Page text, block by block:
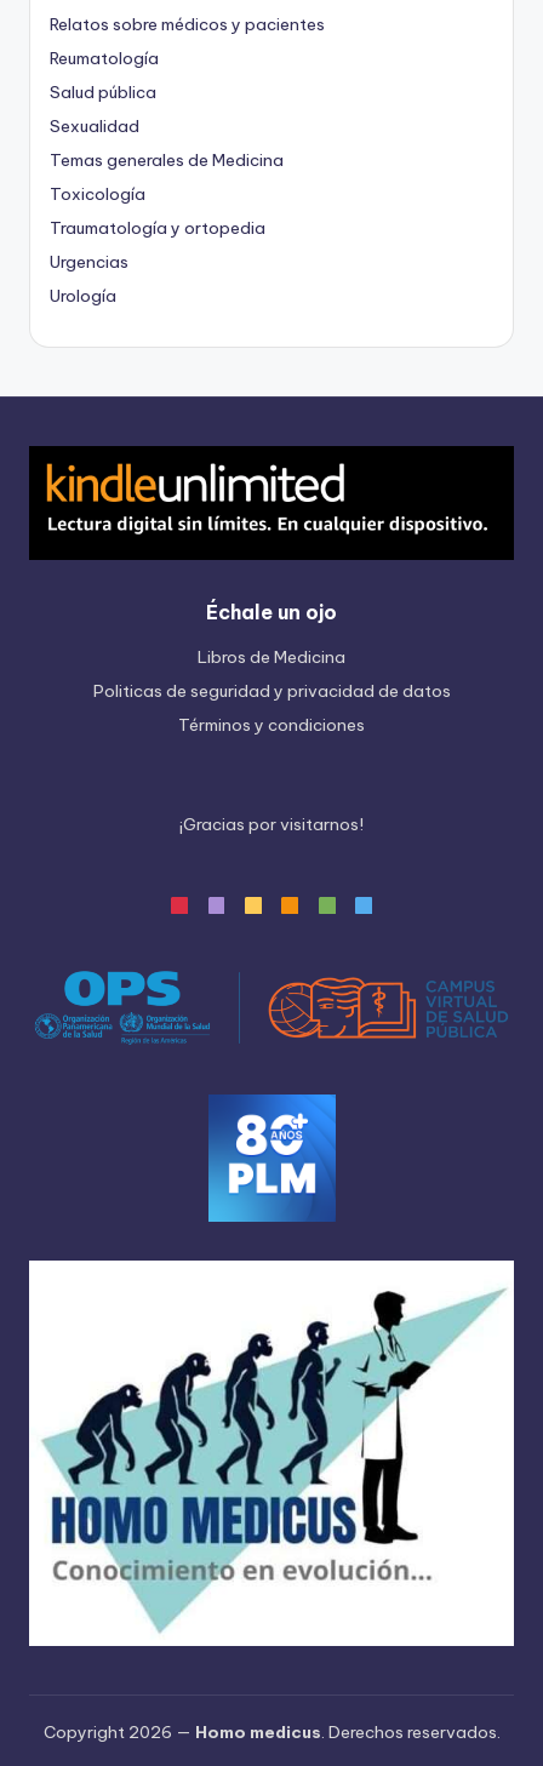
Relatos sobre médicos y pacientes
Reumatología
Salud pública
Sexualidad
Temas generales de Medicina
Toxicología
Traumatología y ortopedia
Urgencias
Urología
Échale un ojo
Libros de Medicina
Politicas de seguridad y privacidad de datos
Términos y condiciones
¡Gracias porvisitarnos!
Copyright 2026 — Homo medicus. Derechos reservados.